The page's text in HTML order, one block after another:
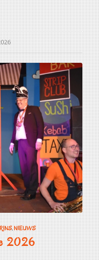
,NIEUWS
2026